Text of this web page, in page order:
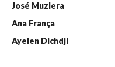
José Muzlera
Ana França
Ayelen Dichdji